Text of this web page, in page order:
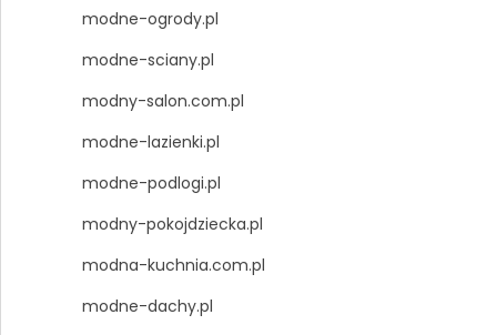
modne-ogrody.pl
modne-sciany.pl
modny-salon.com.pl
modne-lazienki.pl
modne-podlogi.pl
modny-pokojdziecka.pl
modna-kuchnia.com.pl
modne-dachy.pl